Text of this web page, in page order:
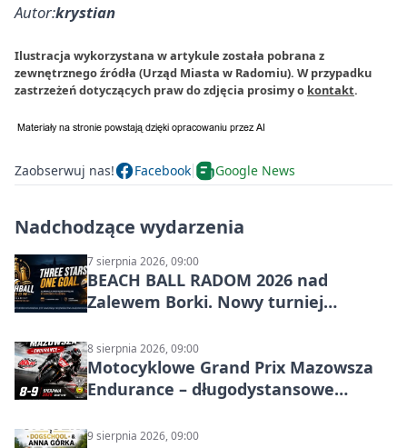
Autor:krystian
Ilustracja wykorzystana w artykule została pobrana z
zewnętrznego źródła (Urząd Miasta w Radomiu). W przypadku
zastrzeżeń dotyczących praw do zdjęcia prosimy o kontakt.
Zaobserwuj nas! Facebook Google News
Nadchodzące wydarzenia
7 sierpnia 2026, 09:00
BEACH BALL RADOM 2026 nad
Zalewem Borki. Nowy turniej
8 sierpnia 2026, 09:00
Motocyklowe Grand Prix Mazowsza
Endurance – długodystansowe
9 sierpnia 2026, 09:00